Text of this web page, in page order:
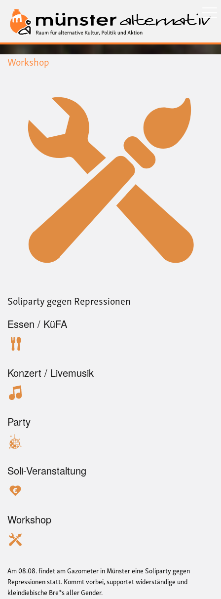
zum
Inhalt
Workshop
Soliparty gegen Repressionen
Essen / KüFA
Konzert / Livemusik
Party
Soli-Veranstaltung
Workshop
Am 08.08. findet am Gazometer in Münster eine Soliparty gegen
Repressionen statt. Kommt vorbei, supportet widerständige und
kleindiebische Bre*s aller Gender.